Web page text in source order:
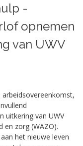
-
opnemen
van UWV
uitkering van UWV
en zorg (WAZO).
het nieuwe leven